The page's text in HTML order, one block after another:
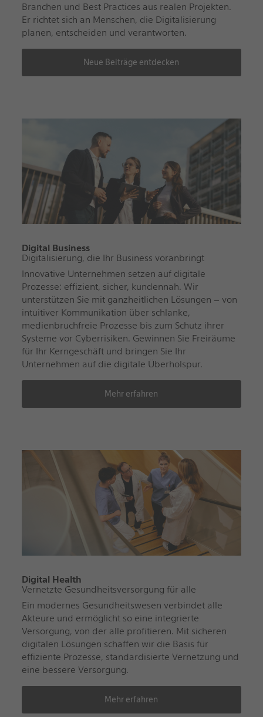
Branchen und Best Practices aus realen Projekten.
Er richtet sich an Menschen, die Digitalisierung
planen, entscheiden und verantworten.
Neue Beiträge entdecken
Digital Business
Digitalisierung, die Ihr Business voranbringt
Innovative Unternehmen setzen auf digitale
Prozesse: effizient, sicher, kundennah. Wir
unterstützen Sie mit ganzheitlichen Lösungen – von
intuitiver Kommunikation über schlanke,
medienbruchfreie Prozesse bis zum Schutz ihrer
Systeme vor Cyberrisiken. Gewinnen Sie Freiräume
für Ihr Kerngeschäft und bringen Sie Ihr
Unternehmen auf die digitale Überholspur.
Mehr erfahren
Digital Health
Vernetzte Gesundheitsversorgung für alle
Ein modernes Gesundheitswesen verbindet alle
Akteure und ermöglicht so eine integrierte
Versorgung, von der alle profitieren. Mit sicheren
digitalen Lösungen schaffen wir die Basis für
effiziente Prozesse, standardisierte Vernetzung und
eine bessere Versorgung.
Mehr erfahren